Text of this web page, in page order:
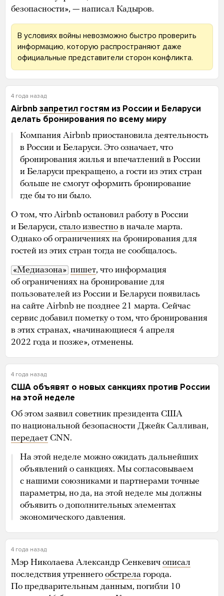
безопасности», — написал Кадыров.
В условиях войны невозможно быстро проверить
информацию, которую распространяют даже
официальные представители сторон конфликта.
4 года назад
Airbnbзапретил гостям из России и Беларуси
делать бронирования по всему миру
Компания Airbnb приостановила деятельность
в России и Беларуси. Это означает, что
бронирования жилья и впечатлений в России
и Беларуси прекращено, а гости из этих стран
больше не смогут оформить бронирование
где бы то ни было.
О том, что Airbnb остановил работу в России
и Беларуси, стало известно в начале марта.
Однако об ограничениях на бронирования для
гостей из этих стран тогда не сообщалось.
«Медиазона» пишет, что информация
об ограничениях на бронирование для
пользователей из России и Беларуси появилась
на сайте Airbnb не позднее 21 марта. Сейчас
сервис добавил пометку о том, что бронирования
в этих странах, «начинающиеся 4 апреля
2022 года и позже», отменены.
4 года назад
США объявят о новых санкциях против России
на этой неделе
Об этом заявил советник президента США
по национальной безопасности Джейк Салливан,
передает CNN.
На этой неделе можно ожидать дальнейших
объявлений о санкциях. Мы согласовываем
с нашими союзниками и партнерами точные
параметры, но да, на этой неделе мы должны
объявить о дополнительных элементах
экономического давления.
4 года назад
Мэр Николаева Александр Сенкевич описал
последствия утреннего обстрела города.
По предварительным данным, погибли 10